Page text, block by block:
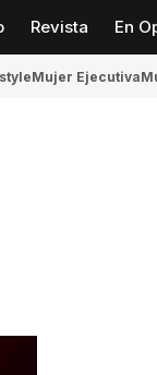
Revista En
Mujer Ejecutiva